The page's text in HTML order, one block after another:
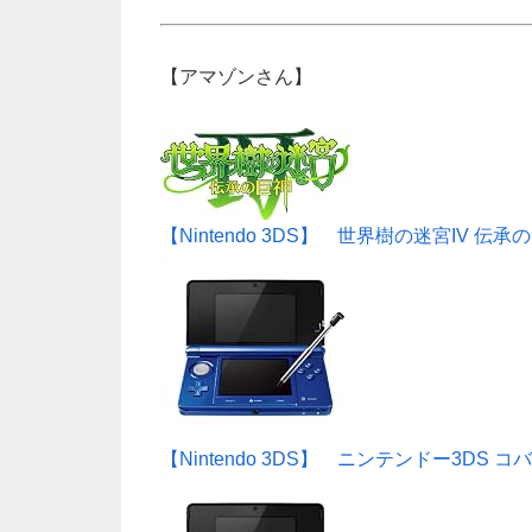
【アマゾンさん】
【Nintendo 3DS】 世界樹の迷宮IV 伝承
【Nintendo 3DS】 ニンテンドー3DS コ